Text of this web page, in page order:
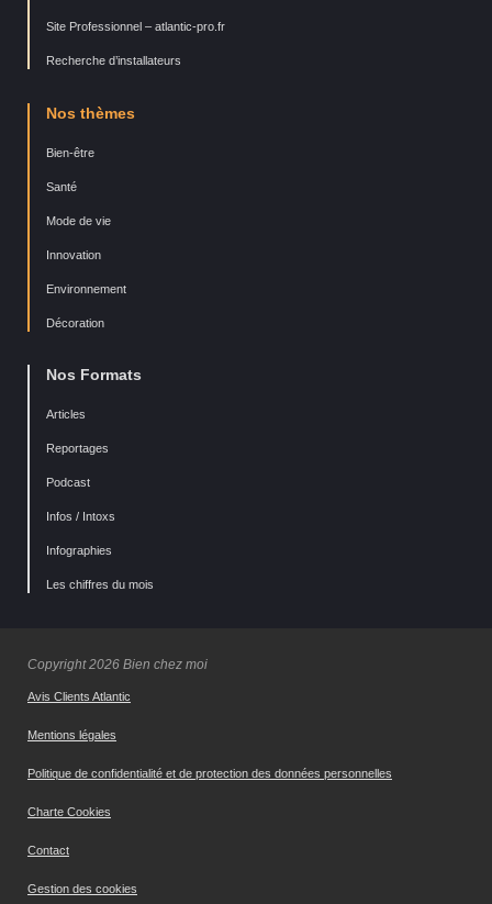
Site Professionnel – atlantic-pro.fr
Recherche d’installateurs
Nos thèmes
Bien-être
Santé
Mode de vie
Innovation
Environnement
Décoration
Nos Formats
Articles
Reportages
Podcast
Infos / Intoxs
Infographies
Les chiffres du mois
Copyright 2026 Bien chez moi
Avis Clients Atlantic
Mentions légales
Politique de confidentialité et de protection des données personnelles
Charte Cookies
Contact
Gestion des cookies